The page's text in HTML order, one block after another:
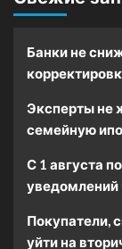
Банки не
Эксперты не
семейную
С 1 августа
уведомлений
Покупатели,
уйти на